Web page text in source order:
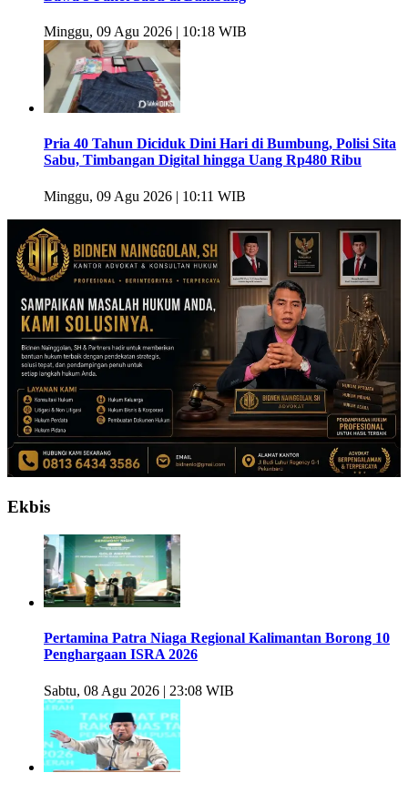
Minggu, 09 Agu 2026 | 10:18 WIB
Pria 40 Tahun Diciduk Dini Hari di Bumbung, Polisi Sita
Sabu, Timbangan Digital hingga Uang Rp480 Ribu
Minggu, 09 Agu 2026 | 10:11 WIB
Ekbis
Pertamina Patra Niaga Regional Kalimantan Borong 10
Penghargaan ISRA 2026
Sabtu, 08 Agu 2026 | 23:08 WIB